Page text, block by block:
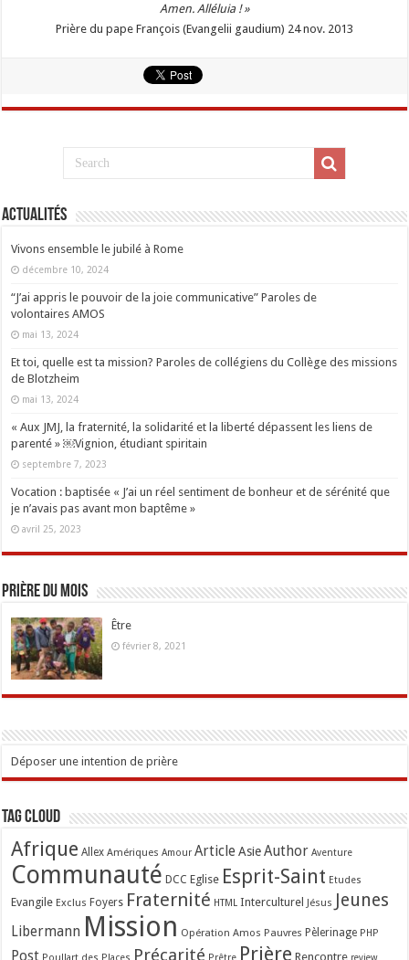
Amen. Alléluia ! »
Prière du pape François (Evangelii gaudium) 24 nov. 2013
Actualités
Vivons ensemble le jubilé à Rome
décembre 10, 2024
“J’ai appris le pouvoir de la joie communicative” Paroles de
volontaires AMOS
mai 13, 2024
Et toi, quelle est ta mission? Paroles de collégiens du Collège des missions
de Blotzheim
mai 13, 2024
« Aux JMJ, la fraternité, la solidarité et la liberté dépassent les liens de
parenté » ￼Vignion, étudiant spiritain
septembre 7, 2023
Vocation : baptisée « J’ai un réel sentiment de bonheur et de sérénité que
je n’avais pas avant mon baptême »
avril 25, 2023
Prière du mois
Être
février 8, 2021
Déposer une intention de prière
Tag Cloud
Afrique Allex Amériques Amour Article Asie Author Aventure
Communauté DCC Eglise Esprit-Saint Etudes
Evangile Exclus Foyers Fraternité HTML Interculturel Jésus Jeunes
Libermann Mission Opération Amos Pauvres Pèlerinage PHP
Post Précarité Prière Rencontre review